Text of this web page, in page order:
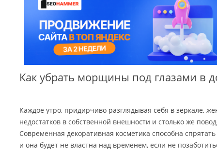
Как убрать морщины под глазами в
Каждое утро, придирчиво разглядывая себя в зеркале,
недостатков в собственной внешности и столько же
Современная декоративная косметика способна
и она будет не властна над временем, если не